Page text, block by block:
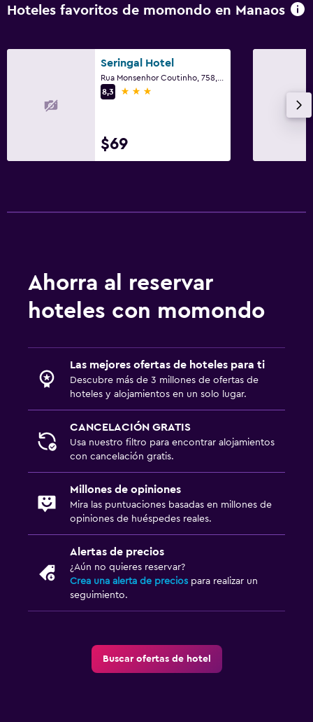
Hoteles favoritos de momondo en Manaos
Seringal Hotel
8,3
3 estrellas
$69
Ahorra al reservar
hoteles con momondo
Las mejores ofertas de hoteles para ti
Descubre más de 3 millones de ofertas de
hoteles y alojamientos en un solo lugar.
CANCELACIÓN GRATIS
Usa nuestro filtro para encontrar alojamientos
con cancelación gratis.
Millones de opiniones
Mira las puntuaciones basadas en millones de
opiniones de huéspedes reales.
Alertas de precios
¿Aún no quieres reservar?
Crea una alerta de precios para realizar un
seguimiento.
Buscar ofertas de hotel